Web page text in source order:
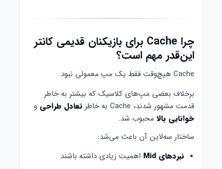
چرا Cache برای بازیکنان قدیمی کانتر
این‌قدر مهم است؟
Cache هیچ‌وقت فقط یک مپ معمولی نبود.
برخلاف بعضی مپ‌های کلاسیک که بیشتر به خاطر
قدمت مشهور شدند، Cache به خاطر
تعادل طراحی و
خوانایی بالا محبوب شد.
ساختار سه‌لاین آن باعث می‌شد:
نبردهای Mid
اهمیت زیادی داشته باشند